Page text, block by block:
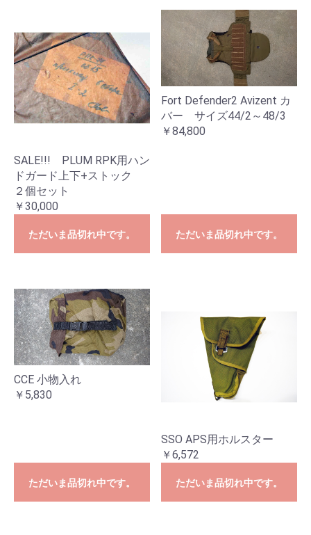
SALE!!! PLUM RPK用ハン
ドガード上下+ストック
２個セット
￥30,000
ただいま品切れ中です。
Fort Defender2 Avizent カ
バー サイズ44/2～48/3
￥84,800
ただいま品切れ中です。
CCE 小物入れ
￥5,830
ただいま品切れ中です。
SSO APS用ホルスター
￥6,572
ただいま品切れ中です。